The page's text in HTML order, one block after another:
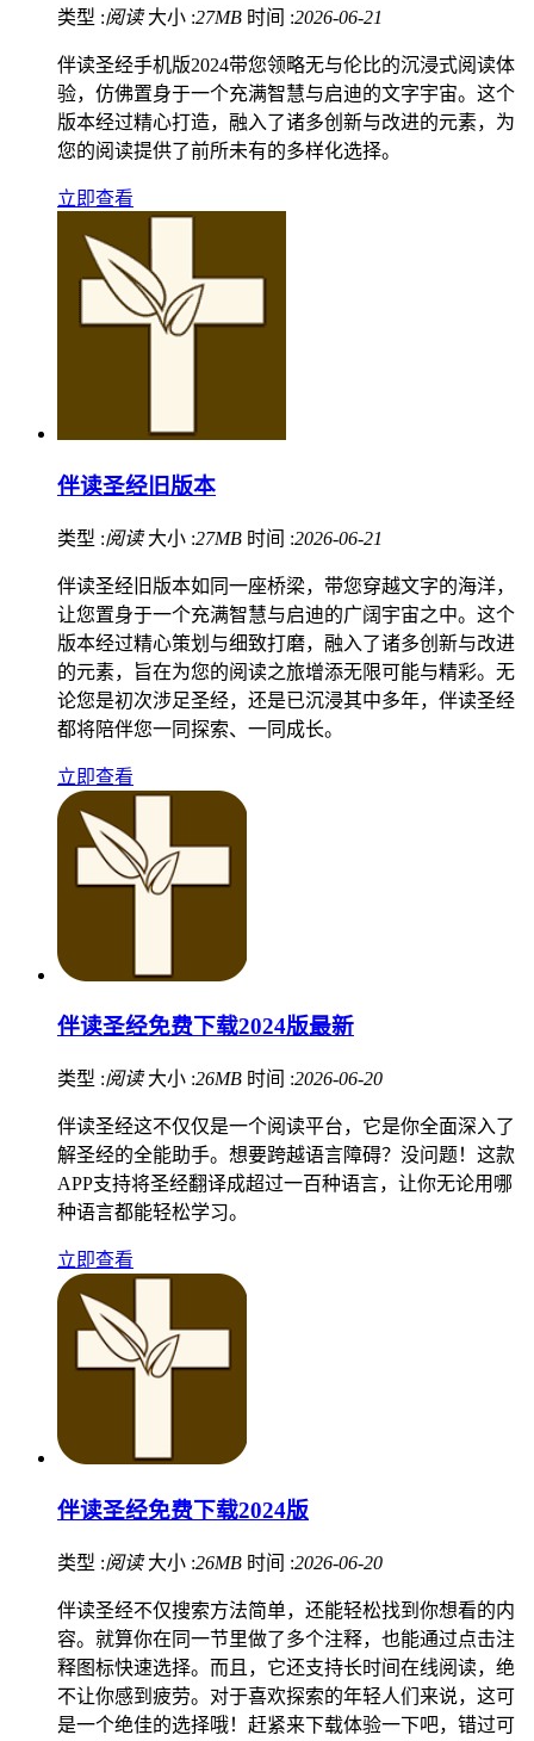
类型 :阅读 大小 :27MB 时间 :2026-06-21
伴读圣经手机版2024带您领略无与伦比的沉浸式阅读体
验，仿佛置身于一个充满智慧与启迪的文字宇宙。这个
版本经过精心打造，融入了诸多创新与改进的元素，为
您的阅读提供了前所未有的多样化选择。
立即查看
伴读圣经旧版本
类型 :阅读 大小 :27MB 时间 :2026-06-21
伴读圣经旧版本如同一座桥梁，带您穿越文字的海洋，
让您置身于一个充满智慧与启迪的广阔宇宙之中。这个
版本经过精心策划与细致打磨，融入了诸多创新与改进
的元素，旨在为您的阅读之旅增添无限可能与精彩。无
论您是初次涉足圣经，还是已沉浸其中多年，伴读圣经
都将陪伴您一同探索、一同成长。
立即查看
伴读圣经免费下载2024版最新
类型 :阅读 大小 :26MB 时间 :2026-06-20
伴读圣经这不仅仅是一个阅读平台，它是你全面深入了
解圣经的全能助手。想要跨越语言障碍？没问题！这款
APP支持将圣经翻译成超过一百种语言，让你无论用哪
种语言都能轻松学习。
立即查看
伴读圣经免费下载2024版
类型 :阅读 大小 :26MB 时间 :2026-06-20
伴读圣经不仅搜索方法简单，还能轻松找到你想看的内
容。就算你在同一节里做了多个注释，也能通过点击注
释图标快速选择。而且，它还支持长时间在线阅读，绝
不让你感到疲劳。对于喜欢探索的年轻人们来说，这可
是一个绝佳的选择哦！赶紧来下载体验一下吧，错过可